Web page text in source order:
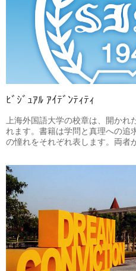
ﾋﾞｼﾞｭｱﾙ ｱｲﾃﾞﾝﾃｨﾃｨ
上海外国語大学の校章は、開か
れます。書籍は学問と真理への追
の憧れをそれぞれ表します。両者
外」、英文名の頭文字「SISU」